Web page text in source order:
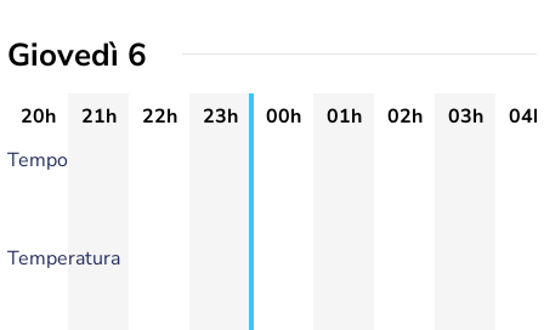
Giovedì 6
20h 21h 22h 23h 00h 01h 02h 03h
04h
Tempo
Temperatura